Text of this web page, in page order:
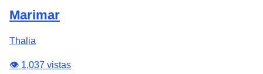
Marimar
Thalia
👁️ 1,037 vistas